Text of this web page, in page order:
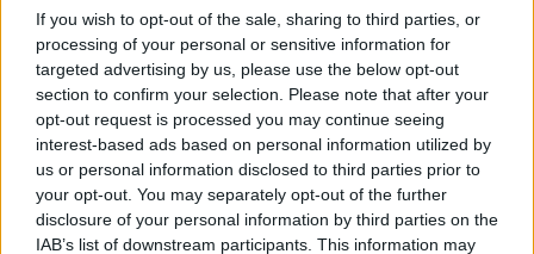
If you wish to opt-out of the sale, sharing to third parties, or
processing of your personal or sensitive information for
targeted advertising by us, please use the below opt-out
section to confirm your selection. Please note that after your
opt-out request is processed you may continue seeing
interest-based ads based on personal information utilized by
us or personal information disclosed to third parties prior to
your opt-out. You may separately opt-out of the further
disclosure of your personal information by third parties on the
IAB’s list of downstream participants. This information may
Hát ez a sorozat bizony továbbra is fantasztikus.
Arra lehetett számítani, hogy egy idő után leül a
sztory, hiszen nincs mit kezdeni a karakterrel, főleg,
ha egyszer családos ember lesz. Mit fog csinálni?
Hogy fogja megoldani? Már nem kettő, hanem